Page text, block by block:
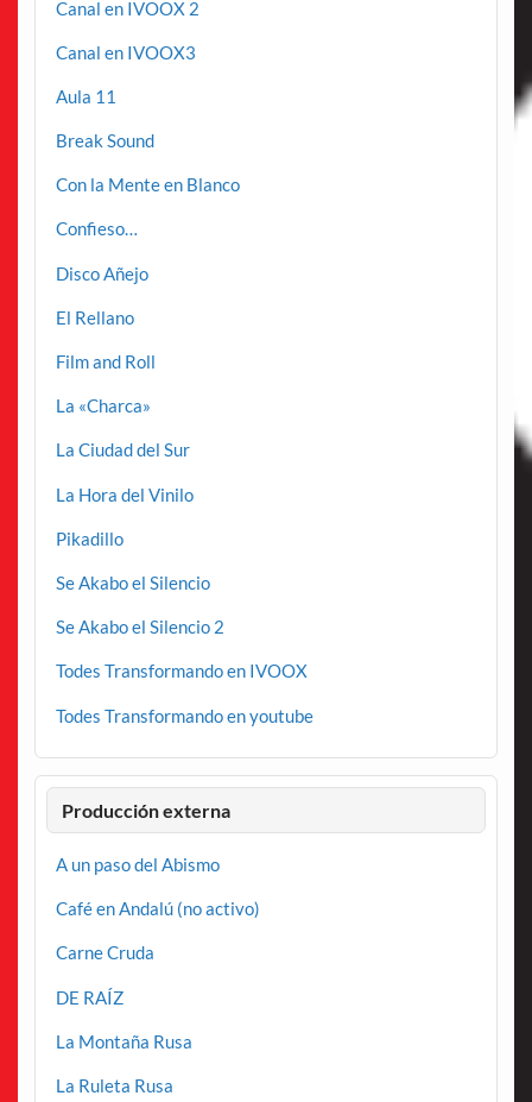
Canal en IVOOX 2
Canal en IVOOX3
Aula 11
Break Sound
Con la Mente en Blanco
Confieso…
Disco Añejo
El Rellano
Film and Roll
La «Charca»
La Ciudad del Sur
La Hora del Vinilo
Pikadillo
Se Akabo el Silencio
Se Akabo el Silencio 2
Todes Transformando en IVOOX
Todes Transformando en youtube
Producción externa
A un paso del Abismo
Café en Andalú (no activo)
Carne Cruda
DE RAÍZ
La Montaña Rusa
La Ruleta Rusa